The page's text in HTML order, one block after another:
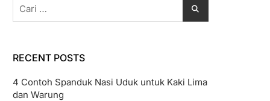
untuk:
RECENT POSTS
4 Contoh Spanduk Nasi Uduk untuk Kaki Lima
dan Warung